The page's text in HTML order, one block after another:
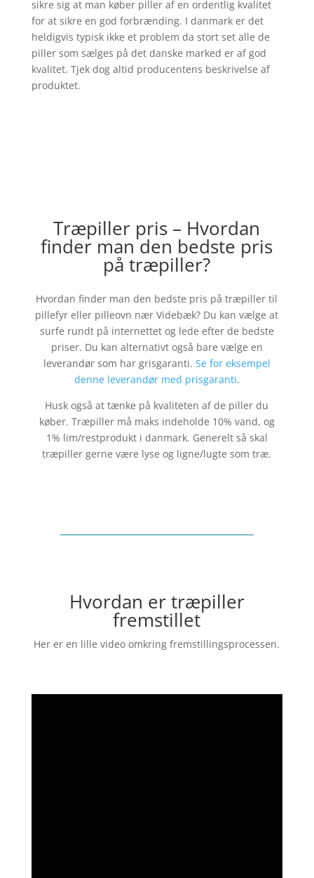
sikre sig at man køber piller af en ordentlig kvalitet
for at sikre en god forbrænding. I danmark er det
heldigvis typisk ikke et problem da stort set alle de
piller som sælges på det danske marked er af god
kvalitet. Tjek dog altid producentens beskrivelse af
produktet.
Træpiller pris – Hvordan
finder man den bedste pris
på træpiller?
Hvordan finder man den bedste pris på træpiller til
pillefyr eller pilleovn nærVidebæk? Du kan vælge at
surfe rundt på internettet og lede efter de bedste
priser. Du kan alternativt også bare vælge en
leverandør som har grisgaranti. Se for eksempel
denne leverandør med prisgaranti.
Husk også at tænke på kvaliteten af de piller du
køber. Træpiller må maks indeholde 10% vand, og
1% lim/restprodukt i danmark. Generelt så skal
træpiller gerne være lyse og ligne/lugte som træ.
Hvordan er træpiller
fremstillet
Her er en lille video omkring fremstillingsprocessen.